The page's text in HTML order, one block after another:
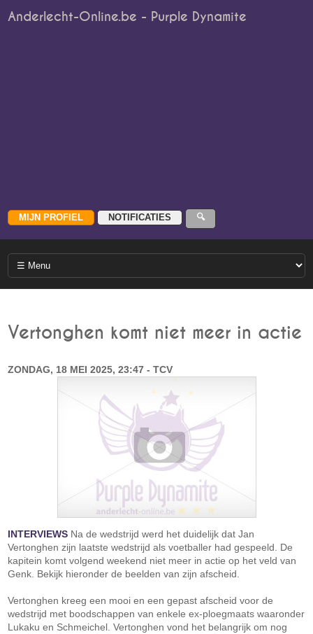
Anderlecht-Online.be - Purple Dynamite
Vertonghen komt niet meer in actie
ZONDAG, 18 MEI 2025, 23:47 - TCV
INTERVIEWS Na de wedstrijd werd het duidelijk dat Jan
Vertonghen zijn laatste wedstrijd als voetballer had gespeeld. De
kapitein komt volgend weekend niet meer in actie op het veld van
Genk. Bekijk hieronder de beelden van zijn afscheid.
Vertonghen kreeg een mooi en een gepast afscheid voor de
wedstrijd met boodschappen van enkele ex-ploegmaats waaronder
Lukaku en Schmeichel. Vertonghen vond het belangrijk om nog